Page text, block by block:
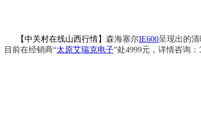
【中关村在线山西行情】 森海塞尔IE600呈现出的
目前在经销商“太原艾瑞克电子”处4999元，详情咨询：